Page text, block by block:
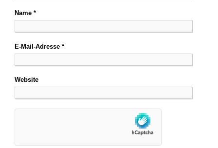
Name *
E-Mail-Adresse *
Website